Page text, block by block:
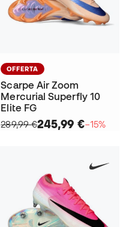
OFFERTA
Scarpe Air Zoom
Mercurial Superfly 10
Elite FG
289,99 €245,99 €−15%